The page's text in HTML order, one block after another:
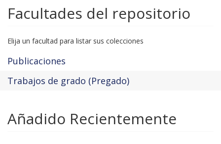
Facultades del repositorio
Elija un facultad para listar sus colecciones
Publicaciones
Trabajos de grado (Pregado)
Añadido Recientemente